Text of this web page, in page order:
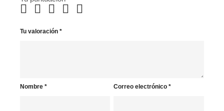
Tu valoración *
Nombre * Correo electrónico*